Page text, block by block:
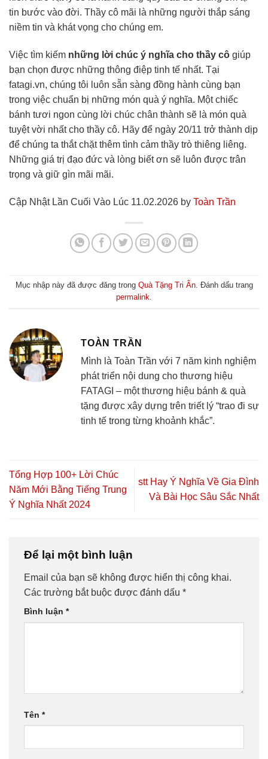
tin bước vào đời. Thầy cô mãi là những người thắp sáng
niềm tin và khát vọng cho chúng em.
Việc tìm kiếm những lời chúc ý nghĩa cho thầy cô giúp
bạn chọn được những thông điệp tinh tế nhất. Tại
fatagi.vn, chúng tôi luôn sẵn sàng đồng hành cùng bạn
trong việc chuẩn bị những món quà ý nghĩa. Một chiếc
bánh tươi ngon cùng lời chúc chân thành sẽ là món quà
tuyệt vời nhất cho thầy cô. Hãy để ngày 20/11 trở thành dịp
để chúng ta thắt chặt thêm tình cảm thầy trò thiêng liêng.
Những giá trị đạo đức và lòng biết ơn sẽ luôn được trân
trọng và giữ gìn mãi mãi.
Cập Nhật Lần Cuối Vào Lúc 11.02.2026 by Toàn Trần
Mục nhập này đã được đăng trong Quà Tặng Tri Ân. Đánh dấu trang
permalink.
TOÀN TRẦN
Mình là Toàn Trần với 7 năm kinh nghiệm
phát triển nội dung cho thương hiệu
FATAGI – một thương hiệu bánh & quà
tặng được xây dựng trên triết lý “trao đi sự
tinh tế trong từng khoảnh khắc”.
Tổng Hợp 100+ Lời Chúc
Năm Mới Bằng Tiếng Trung
Ý Nghĩa Nhất 2024
stt Hay Ý Nghĩa Về Gia Đình
Và Bài Học Sâu Sắc Nhất
Để lại một bình luận
Email của bạn sẽ không được hiển thị công khai.
Các trường bắt buộc được đánh dấu *
Bình luận *
Tên *